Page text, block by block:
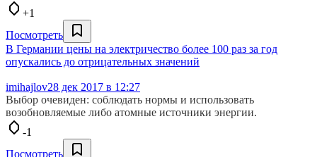
+1
Посмотреть
В Германии цены на электричество более 100 раз за год
опускались до отрицательных значений
imihajlov28 дек 2017 в 12:27
Выбор очевиден: соблюдать нормы и использовать
возобновляемые либо атомные источники энергии.
-1
Посмотреть